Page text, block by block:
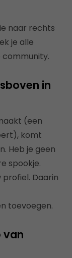
naar rechts
je alle
community.
in
(een
komt
Heb je geen
spookje.
Daarin
toevoegen.
van